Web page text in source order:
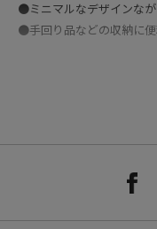
●ミニマルなデザインな
●手回り品などの収納に便
※こちらの商品は、弊社
ブルー：AB